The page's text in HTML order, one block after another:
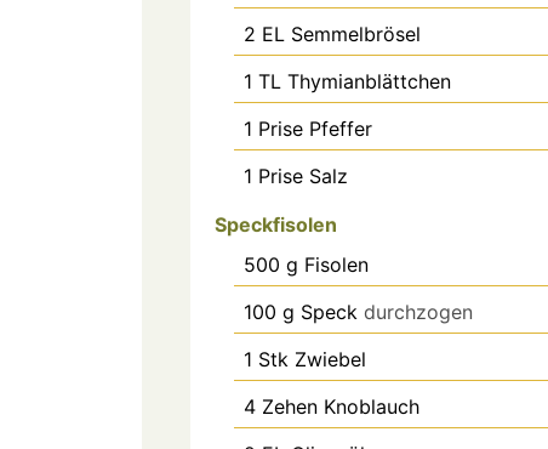
2 EL Semmelbrösel
1 TL Thymianblättchen
1 Prise Pfeffer
1 Prise Salz
Speckfisolen
500 g Fisolen
100 g Speck durchzogen
1 Stk Zwiebel
4 Zehen Knoblauch